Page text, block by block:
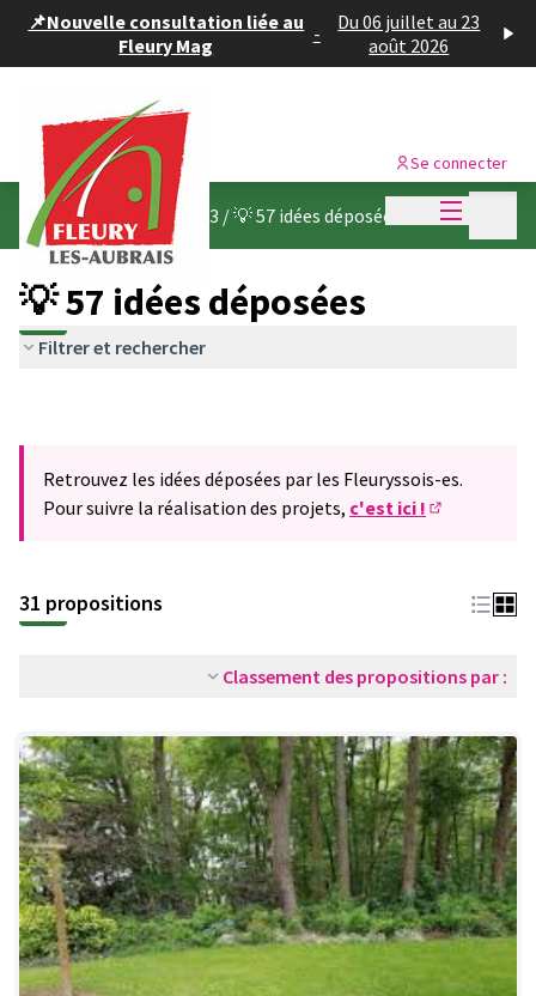
📌Nouvelle consultation liée au
Fleury Mag
-
Du 06 juillet au 23
août 2026
Menu
Se connecter
Budget participatif 2023 /💡 57 idées déposées
💡 57 idées déposées
Filtrer et rechercher
Retrouvez les idées déposées par les Fleuryssois-es.
Pour suivre la réalisation des projets, c'est ici !
31 propositions
Classement des propositions par :
Panneau de gestion des cookies